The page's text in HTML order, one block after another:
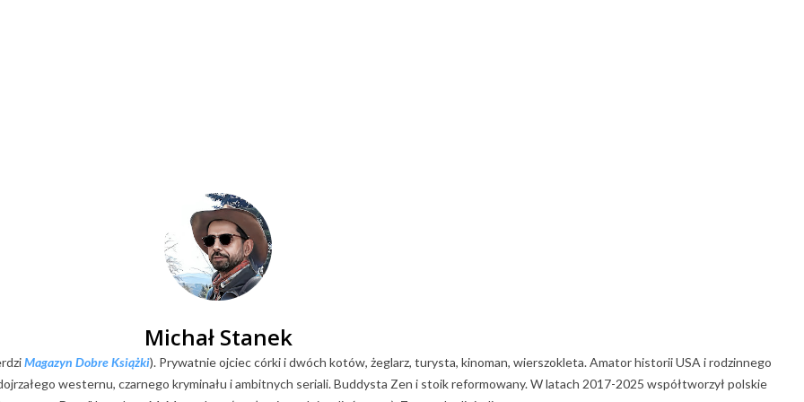
Michał Stanek
Magazyn Dobre Książki). Prywatnie ojciec córki i dwóch kotów, żeglarz, turysta, kinoman, wierszokleta. Amator historii USA i rodzinnego
westernu, czarnego kryminału i ambitnych seriali. Buddysta Zen i stoik reformowany. W latach 2017-2025 współtworzył polskie